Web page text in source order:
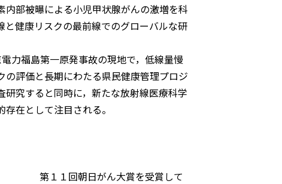
部被曝による小児甲状腺がんの激増を科
健康リスクの最前線でのグローバルな研
力福島第一原発事故の現地で，低線量慢
評価と長期にわたる県民健康管理プロジ
研究すると同時に，新たな放射線医療科学
在として注目される。
＞
ん大賞を受賞して